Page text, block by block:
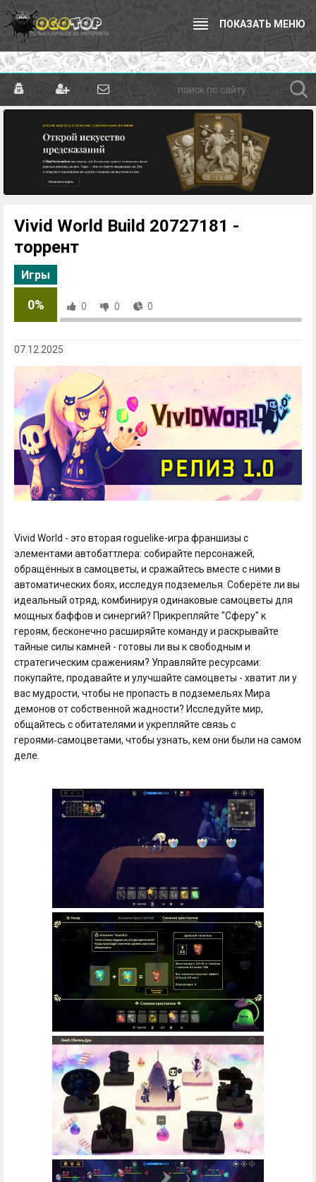
ПОКАЗАТЬ МЕНЮ
Vivid World Build 20727181 -
торрент
Игры
0% 0 0 0
07.12.2025
Vivid World - это вторая roguelike-игра франшизы с
элементами автобаттлера: собирайте персонажей,
обращённых в самоцветы, и сражайтесь вместе с ними в
автоматических боях, исследуя подземелья. Соберёте ли вы
идеальный отряд, комбинируя одинаковые самоцветы для
мощных баффов и синергий? Прикрепляйте "Сферу" к
героям, бесконечно расширяйте команду и раскрывайте
тайные силы камней - готовы ли вы к свободным и
стратегическим сражениям? Управляйте ресурсами:
покупайте, продавайте и улучшайте самоцветы - хватит ли у
вас мудрости, чтобы не пропасть в подземельях Мира
демонов от собственной жадности? Исследуйте мир,
общайтесь с обитателями и укрепляйте связь с
героями‑самоцветами, чтобы узнать, кем они были на самом
деле.